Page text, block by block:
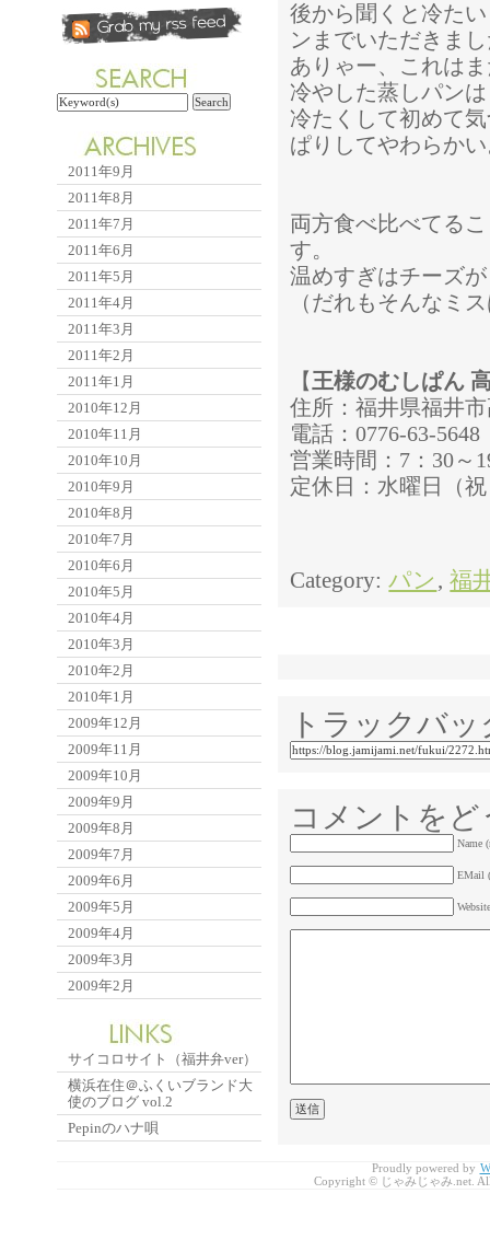
後から聞くと冷た
ンまでいただきま
ありゃー、これは
冷やした蒸しパン
冷たくして初めて
ぱりしてやわらか
両方食べ比べてる
す。
温めすぎはチーズ
（だれもそんなミ
【王様のむしぱん
住所：福井県福井
電話：0776-63-5648
営業時間：7：30～
定休日：水曜日（
Category: パン , 福
トラックバッ
コメントをど
Name
EMail
2011年9月
2011年8月
2011年7月
2011年6月
2011年5月
2011年4月
2011年3月
2011年2月
2011年1月
2010年12月
2010年11月
2010年10月
2010年9月
2010年8月
2010年7月
2010年6月
2010年5月
2010年4月
2010年3月
2010年2月
2010年1月
2009年12月
2009年11月
2009年10月
2009年9月
2009年8月
2009年7月
2009年6月
2009年5月
2009年4月
2009年3月
2009年2月
サイコロサイト（福井弁ver）
横浜在住＠ふくいブランド大
使のブログ vol.2
Pepinのハナ唄
Proudly powered by
Copyright © じゃみじゃみ.net.